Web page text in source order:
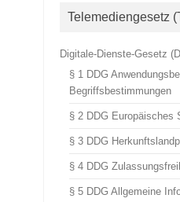
Telemediengesetz
Digitale-Dienste-Gesetz
§ 1 DDG
Begriffsbestimmungen
§ 2 DDG Europäisches
§ 3 DDG
§ 4 DDG
§ 5 DDG Allgemeine